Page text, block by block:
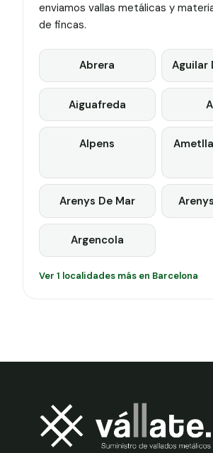
enviamos vallas metálicas y
de fincas.
Abrera Aguilar
Aiguafreda
Alpens
Arenys De Mar
Argencola
Ver 1 localidades más en Barcelona